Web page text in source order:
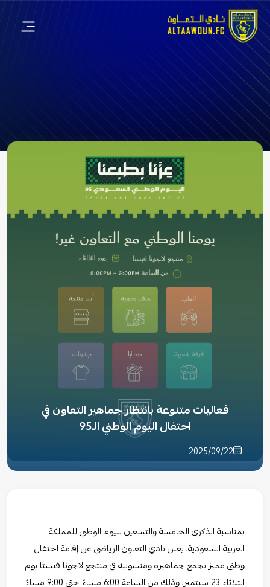
فعاليات متنوعة بانتظار جماهير التعاون في
احتفال اليوم الوطني الـ95
2025/09/22
بمناسبة الذكرى الخامسة والتسعين لليوم الوطني للمملكة
العربية السعودية، يعلن نادي التعاون الرياضي عن إقامة احتفال
وطني مميز يجمع جماهيره ومنسوبيه في منتجع لاجونا فيستا يوم
الثلاثاء 23 سبتمبر، وذلك من الساعة 6:00 مساءً حتى 9:00 مساءً